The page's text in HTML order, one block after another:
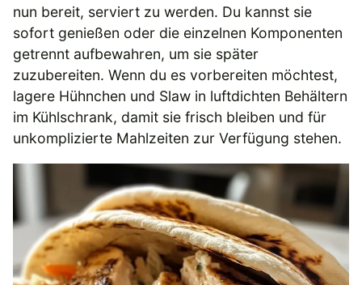
nun bereit, serviert zu werden. Du kannst sie
sofort genießen oder die einzelnen Komponenten
getrennt aufbewahren, um sie später
zuzubereiten. Wenn du es vorbereiten möchtest,
lagere Hühnchen und Slaw in luftdichten Behältern
im Kühlschrank, damit sie frisch bleiben und für
unkomplizierte Mahlzeiten zur Verfügung stehen.